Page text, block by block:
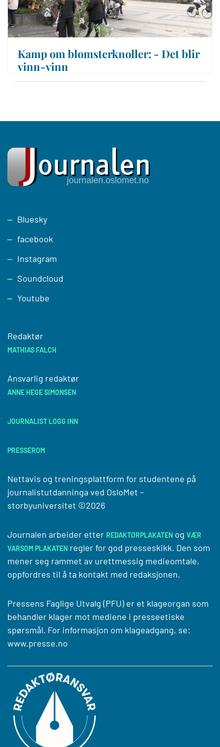
Kamp om blomsterknoller: - Det blir
vinn-vinn
Footer
Bluesky
facebook
Instagram
Soundcloud
Youtube
Redaktør
MATHIAS FALCH
Ansvarlig redaktør
ANNE HEGE SIMONSEN
JOURNALIST LOGG INN
PRESSEROM
Nettavis og treningsplattform for studentene på
journalistutdanninga ved OsloMet –
storbyuniversitet ©2026
Journalen arbeider etter REDAKTØRPLAKATEN og VÆR
VARSOM PLAKATEN regler for god presseskikk. Den som
mener seg rammet av urettmessig medieomtale,
oppfordres til å ta kontakt med redaksjonen.
Pressens Faglige Utvalg (PFU) er et klageorgan som
behandler klager mot mediene i presseetiske
spørsmål. For informasjon om klageadgang, se:
www.presse.no